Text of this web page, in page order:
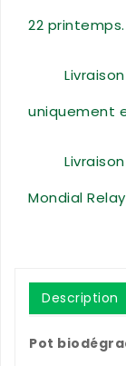
22 printemps.
uniquement
Mondial Relay
Description
Pot